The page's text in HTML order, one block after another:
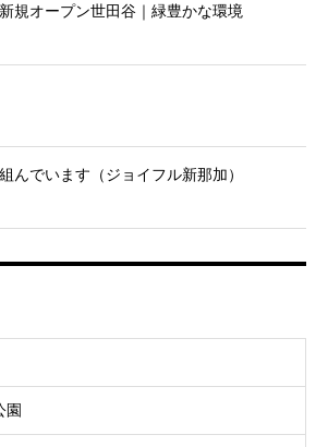
規オープン世田谷｜緑豊かな環境
んでいます（ジョイフル新那加）
園